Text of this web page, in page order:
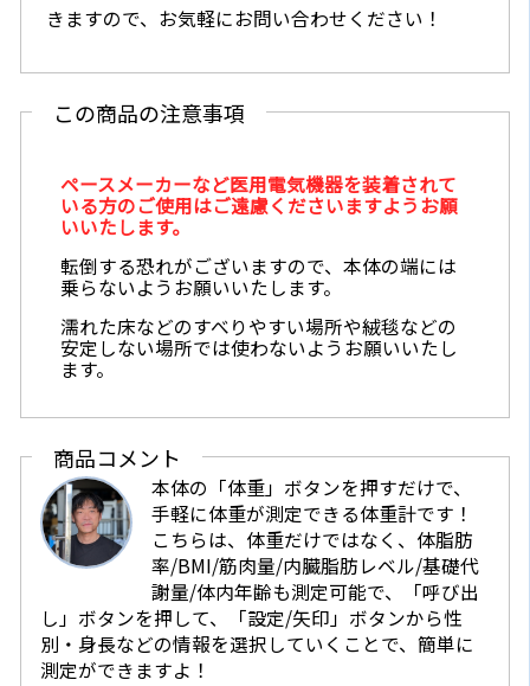
きますので、お気軽にお問い合わせください！
この商品の注意事項
ペースメーカーなど医用電気機器を装着されて
いる方のご使用はご遠慮くださいますようお願
いいたします。
転倒する恐れがございますので、本体の端には
乗らないようお願いいたします。
濡れた床などのすべりやすい場所や絨毯などの
安定しない場所では使わないようお願いいたし
ます。
商品コメント
本体の「体重」ボタンを押すだけで、
手軽に体重が測定できる体重計です！
こちらは、体重だけではなく、体脂肪
率/BMI/筋肉量/内臓脂肪レベル/基礎代
謝量/体内年齢も測定可能で、「呼び出
し」ボタンを押して、「設定/矢印」ボタンから性
別・身長などの情報を選択していくことで、簡単に
測定ができますよ！